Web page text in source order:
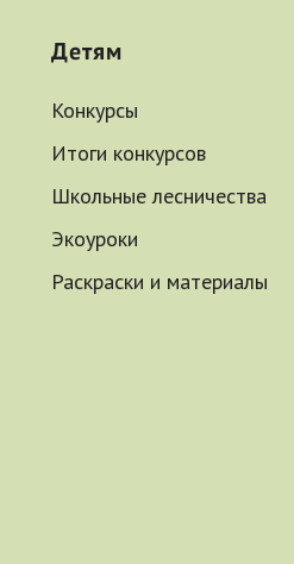
Детям
Конкурсы
Итоги конкурсов
Школьные лесничества
Экоуроки
Раскраски и материалы